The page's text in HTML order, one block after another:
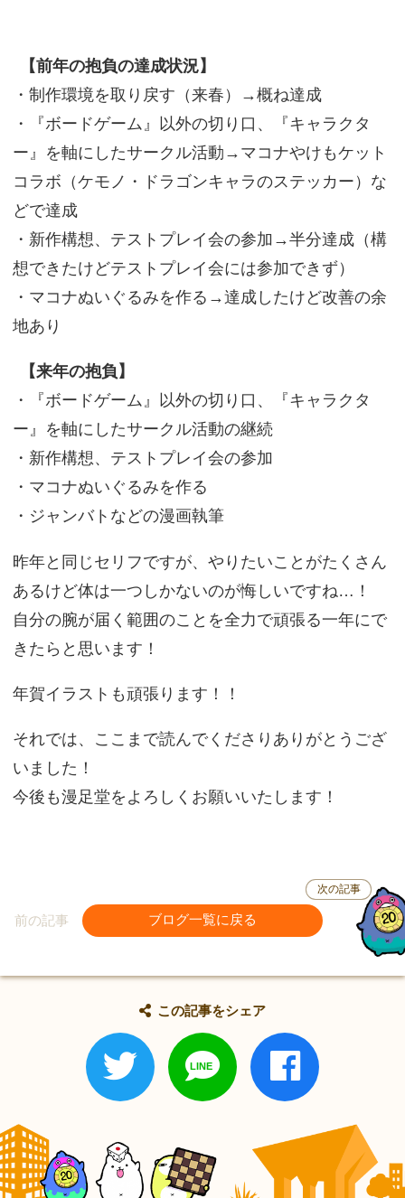
【前年の抱負の達成状況】
・制作環境を取り戻す（来春）→概ね達成
・『ボードゲーム』以外の切り口、『キャラクタ
ー』を軸にしたサークル活動→マコナやけもケット
コラボ（ケモノ・ドラゴンキャラのステッカー）な
どで達成
・新作構想、テストプレイ会の参加→半分達成（構
想できたけどテストプレイ会には参加できず）
・マコナぬいぐるみを作る→達成したけど改善の余
地あり
【来年の抱負】
・『ボードゲーム』以外の切り口、『キャラクタ
ー』を軸にしたサークル活動の継続
・新作構想、テストプレイ会の参加
・マコナぬいぐるみを作る
・ジャンバトなどの漫画執筆
昨年と同じセリフですが、やりたいことがたくさん
あるけど体は一つしかないのが悔しいですね…！
自分の腕が届く範囲のことを全力で頑張る一年にで
きたらと思います！
年賀イラストも頑張ります！！
それでは、ここまで読んでくださりありがとうござ
いました！
今後も漫足堂をよろしくお願いいたします！
前の記事 ブログ一覧に戻る
次の記事
この記事をシェア